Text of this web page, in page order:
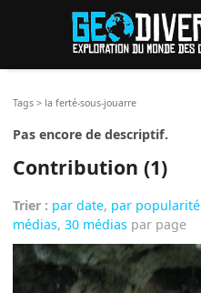
Tags > la ferté-sous-jouarre
Pas encore de descriptif.
Contribution (1)
Trier : par date, par popularité
médias,30 médias par page